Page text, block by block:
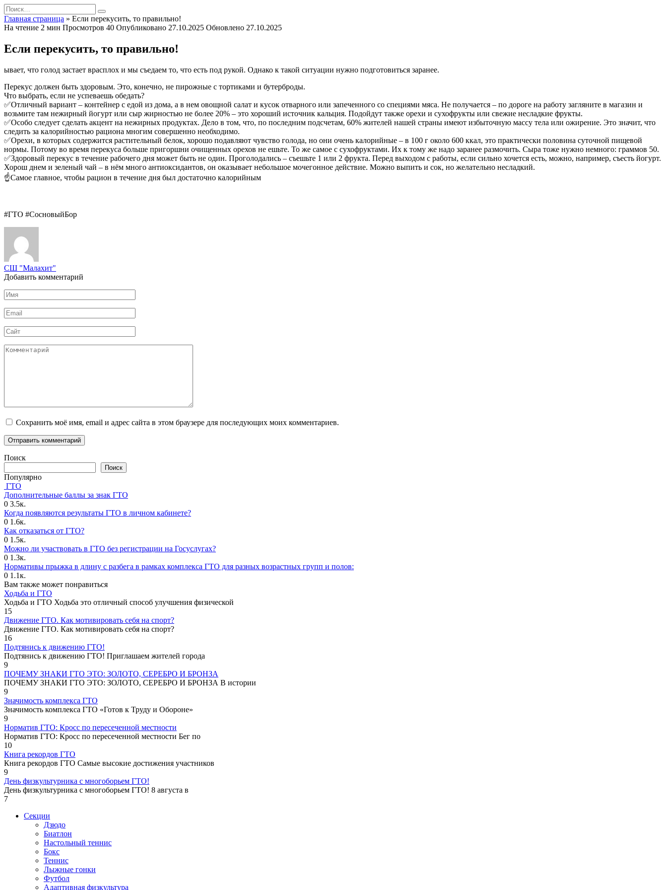
Перейти
к
содержанию
Search
for:
Главная страница » Если перекусить, то правильно!
На чтение 2 мин Просмотров 40 Опубликовано 27.10.2025 Обновлено 27.10.2025
Если перекусить, то правильно!
ывает, что голод застает врасплох и мы съедаем то, что есть под рукой. Однако к такой ситуации нужно подготовиться заранее.
Перекус должен быть здоровым. Это, конечно, не пирожные с тортиками и бутерброды.
Что выбрать, если не успеваешь обедать?
✅Отличный вариант – контейнер с едой из дома, а в нем овощной салат и кусок отварного или запеченного со специями мяса. Не получается – по дороге на работу загляните в магазин и
возьмите там нежирный йогурт или сыр жирностью не более 20% – это хороший источник кальция. Подойдут также орехи и сухофрукты или свежие несладкие фрукты.
✅Особо следует сделать акцент на нежирных продуктах. Дело в том, что, по последним подсчетам, 60% жителей нашей страны имеют избыточную массу тела или ожирение. Это значит, что
следить за калорийностью рациона многим совершенно необходимо.
✅Орехи, в которых содержится растительный белок, хорошо подавляют чувство голода, но они очень калорийные – в 100 г около 600 ккал, это практически половина суточной пищевой
нормы. Потому во время перекуса больше пригоршни очищенных орехов не ешьте. То же самое с сухофруктами. Их к тому же надо заранее размочить. Сыра тоже нужно немного: граммов 50.
✅Здоровый перекус в течение рабочего дня может быть не один. Проголодались – съешьте 1 или 2 фрукта. Перед выходом с работы, если сильно хочется есть, можно, например, съесть йогурт.
Хорош днем и зеленый чай – в нём много антиоксидантов, он оказывает небольшое мочегонное действие. Можно выпить и сок, но желательно несладкий.
☝Самое главное, чтобы рацион в течение дня был достаточно калорийным
#ГТО #СосновыйБор
СШ "Малахит"
Добавить комментарий
Имя
*
Email
*
Сайт
Комментарий
Сохранить моё имя, email и адрес сайта в этом браузере для последующих моих комментариев.
Поиск
Поиск
Популярно
ГТО
Дополнительные баллы за знак ГТО
0 3.5к.
Когда появляются результаты ГТО в личном кабинете?
0 1.6к.
Как отказаться от ГТО?
0 1.5к.
Можно ли участвовать в ГТО без регистрации на Госуслугах?
0 1.3к.
Нормативы прыжка в длину с разбега в рамках комплекса ГТО для разных возрастных групп и полов:
0 1.1к.
Вам также может понравиться
Ходьба и ГТО
Ходьба и ГТО Ходьба это отличный способ улучшения физической
15
Движение ГТО. Как мотивировать себя на спорт?️
Движение ГТО. Как мотивировать себя на спорт?
16
Подтянись к движению ГТО!
Подтянись к движению ГТО! Приглашаем жителей города
9
ПОЧЕМУ ЗНАКИ ГТО ЭТО: ЗОЛОТО, СЕРЕБРО И БРОНЗА
ПОЧЕМУ ЗНАКИ ГТО ЭТО: ЗОЛОТО, СЕРЕБРО И БРОНЗА В истории
9
Значимость комплекса ГТО
Значимость комплекса ГТО «Готов к Труду и Обороне»
9
Норматив ГТО: Кросс по пересеченной местности
Норматив ГТО: Кросс по пересеченной местности Бег по
10
Книга рекордов ГТО
Книга рекордов ГТО Самые высокие достижения участников
9
День физкультурника с многоборьем ГТО!
День физкультурника с многоборьем ГТО! 8 августа в
7
Секции
Дзюдо
Биатлон
Настольный теннис
Бокс
Теннис
Лыжные гонки
Футбол
Адаптивная физкультура